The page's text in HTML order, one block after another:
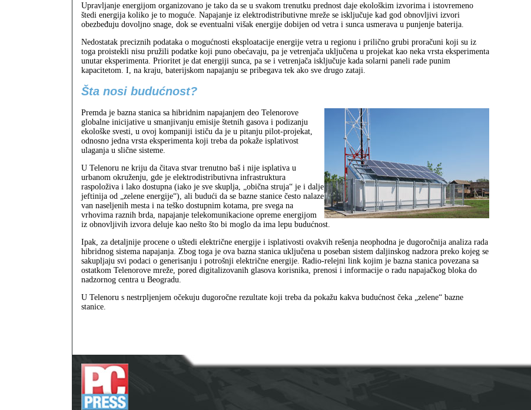
Upravljanje energijom organizovano je tako da se u svakom trenutku prednost daje ekološkim izvorima i istovremeno
štedi energija koliko je to moguće. Napajanje iz elektrodistributivne mreže se isključuje kad god obnovljivi izvori
obezbeđuju dovoljno snage, dok se eventualni višak energije dobijen od vetra i sunca usmerava u punjenje baterija.
Nedostatak preciznih podataka o mogućnosti eksploatacije energije vetra u regionu i prilično grubi proračuni koji su iz
toga proistekli nisu pružili podatke koji puno obećavaju, pa je vetrenjača uključena u projekat kao neka vrsta eksperimenta
unutar eksperimenta. Prioritet je dat energiji sunca, pa se i vetrenjača isključuje kada solarni paneli rade punim
kapacitetom. I, na kraju, baterijskom napajanju se pribegava tek ako sve drugo zataji.
Šta nosi budućnost?
Premda je bazna stanica sa hibridnim napajanjem deo Telenorove
globalne inicijative u smanjivanju emisije štetnih gasova i podizanju
ekološke svesti, u ovoj kompaniji ističu da je u pitanju pilot-projekat,
odnosno jedna vrsta eksperimenta koji treba da pokaže isplativost
ulaganja u slične sisteme.
U Telenoru ne kriju da čitava stvar trenutno baš i nije isplativa u
urbanom okruženju, gde je elektrodistributivna infrastruktura
raspoloživa i lako dostupna (iako je sve skuplja, „obična struja“ je i dalje
jeftinija od „zelene energije“), ali budući da se bazne stanice često nalaze
van naseljenih mesta i na teško dostupnim kotama, pre svega na
vrhovima raznih brda, napajanje telekomunikacione opreme energijom
iz obnovljivih izvora deluje kao nešto što bi moglo da ima lepu budućnost.
Ipak, za detaljnije procene o uštedi električne energije i isplativosti ovakvih rešenja neophodna je dugoročnija analiza rada
hibridnog sistema napajanja. Zbog toga je ova bazna stanica uključena u poseban sistem daljinskog nadzora preko kojeg se
sakupljaju svi podaci o generisanju i potrošnji električne energije. Radio‑relejni link kojim je bazna stanica povezana sa
ostatkom Telenorove mreže, pored digitalizovanih glasova korisnika, prenosi i informacije o radu napajačkog bloka do
nadzornog centra u Beogradu.
U Telenoru s nestrpljenjem očekuju dugoročne rezultate koji treba da pokažu kakva budućnost čeka „zelene“ bazne
stanice.